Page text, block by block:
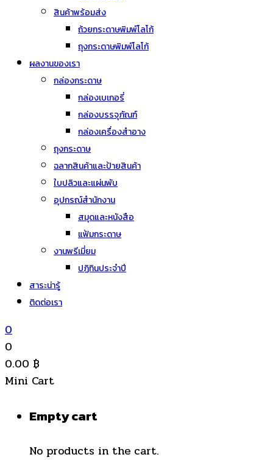
สินค้าพร้อมส่ง
ถ้วยกระดาษพิมพ์โลโก้
ถุงกระดาษพิมพ์โลโก้
ผลงานของเรา
กล่องกระดาษ
กล่องเบเกอรี่
กล่องบรรจุภัณฑ์
กล่องเครื่องสำอาง
ถุงกระดาษ
ฉลากสินค้าและป้ายสินค้า
ใบปลิวและแผ่นพับ
อุปกรณ์สำนักงาน
สมุดและหนังสือ
แฟ้มกระดาษ
งานพรีเมี่ยม
ปฏิทินประจำปี
สาระน่ารู้
ติดต่อเรา
0
0
0.00 ฿
Mini Cart
Empty cart
No products in the cart.